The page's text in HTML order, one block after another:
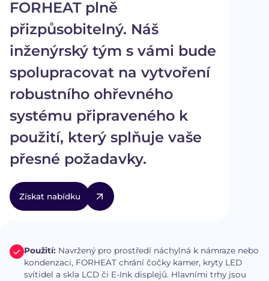
FORHEAT plně
přizpůsobitelný. Náš
inženýrský tým s vámi bude
spolupracovat na vytvoření
robustního ohřevného
systému připraveného k
použití, který splňuje vaše
přesné požadavky.
Získat nabídku
Použití: Navržený pro prostředí náchylná k námraze nebo
kondenzaci, FORHEAT chrání čočky kamer, kryty LED
svítidel a skla LCD či E-Ink displejů. Hlavními trhy jsou